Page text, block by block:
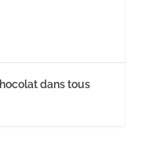
dans tous